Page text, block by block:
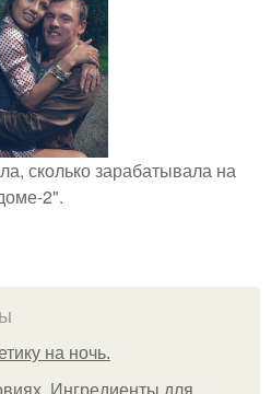
сколько зарабатывала на
2".
на ночь.
Ингредиенты для